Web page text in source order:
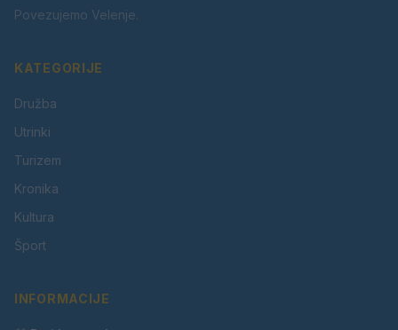
Povezujemo Velenje.
KATEGORIJE
Družba
Utrinki
Turizem
Kronika
Kultura
Šport
INFORMACIJE